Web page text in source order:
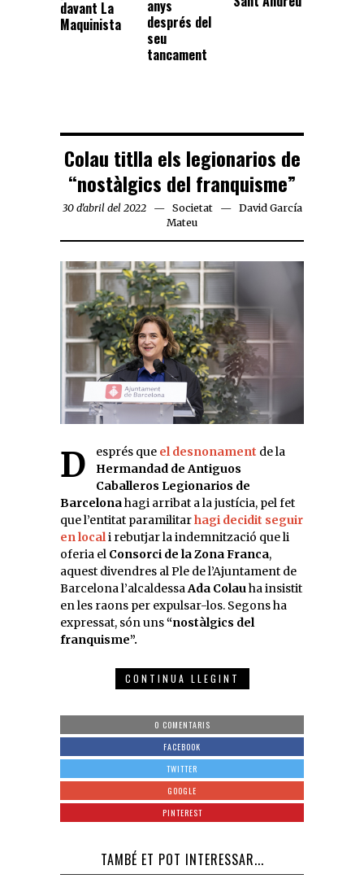
davant La
Maquinista
anys
després del
seu
tancament
Colau titlla els legionarios de
“nostàlgics del franquisme”
30 d'abril del 2022 Societat
David García
Mateu
Després que el desnonament de la
Hermandad de Antiguos
Caballeros Legionarios de
Barcelonahagi arribat a la justícia, pel fet
que l’entitat paramilitarhagi decidit seguir
en locali rebutjar la indemnització que li
oferia el Consorci de la Zona Franca,
aquest divendres al Ple de l’Ajuntament de
Barcelona l’alcaldessaAda Colauha insistit
en les raons per expulsar-los. Segons ha
expressat, són uns“nostàlgics del
franquisme”.
CONTINUA LLEGINT
0 COMENTARIS
FACEBOOK
TWITTER
GOOGLE
PINTEREST
TAMBÉ ET POT INTERESSAR...